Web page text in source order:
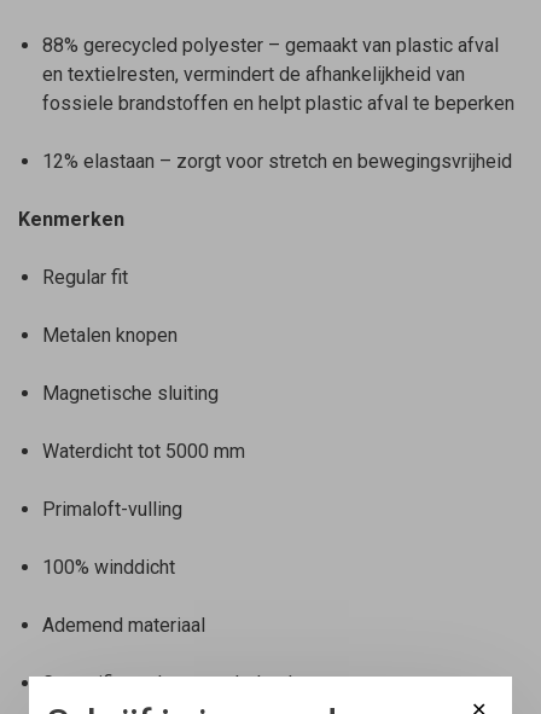
88% gerecycled polyester – gemaakt van plastic afval
en textielresten, vermindert de afhankelijkheid van
fossiele brandstoffen en helpt plastic afval te beperken
12% elastaan – zorgt voor stretch en bewegingsvrijheid
Kenmerken
Regular fit
Metalen knopen
Magnetische sluiting
Waterdicht tot 5000 mm
Primaloft-vulling
100% winddicht
Ademend materiaal
Gecertificeerd gerecycled polyester
✕